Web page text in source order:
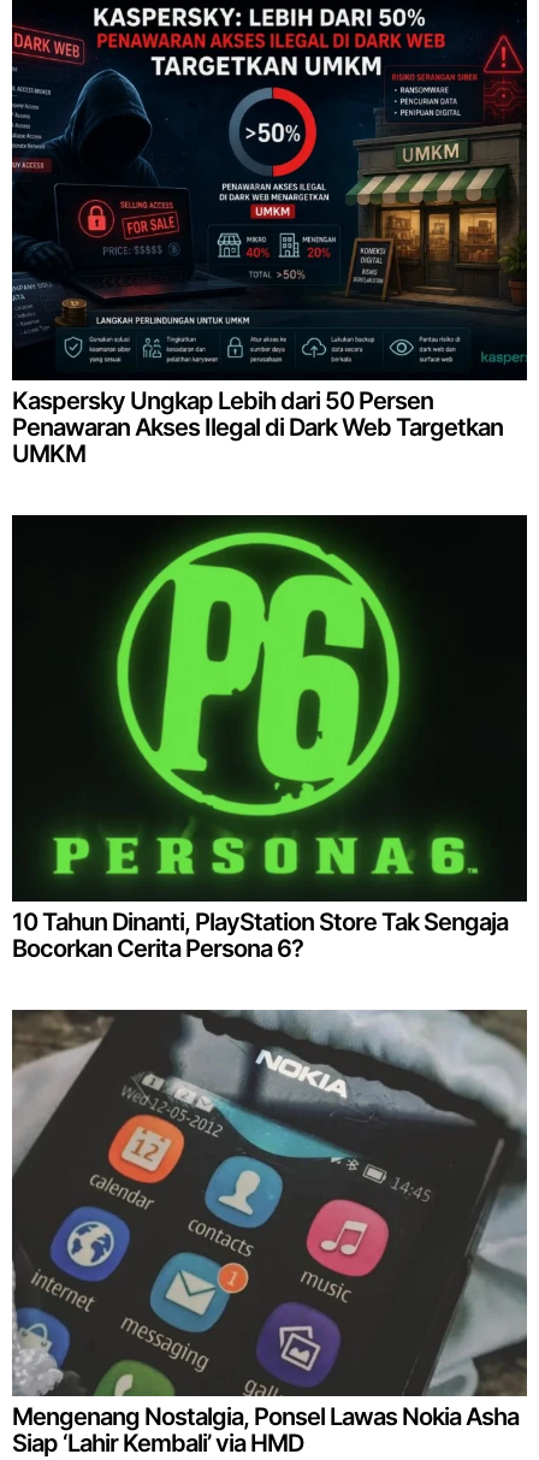
Kaspersky Ungkap Lebih dari 50 Persen
Penawaran Akses Ilegal di Dark Web Targetkan
UMKM
10 Tahun Dinanti, PlayStation Store Tak Sengaja
Bocorkan Cerita Persona 6?
Mengenang Nostalgia, Ponsel Lawas Nokia Asha
Siap ‘Lahir Kembali’ via HMD